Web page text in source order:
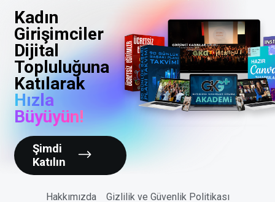
Kadın
Girişimciler
Dijital
Topluluğuna
Katılarak
Hızla
Büyüyün!
Şimdi
Katılın
Hakkımızda Gizlilik ve Güvenlik Politikası